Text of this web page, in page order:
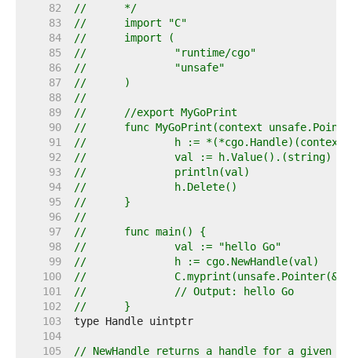
    82
//	*/
    83
//	import "C"
    84
//	import (
    85
//		"runtime/cgo"
    86
//		"unsafe"
    87
//	)
    88
//
    89
//	//export MyGoPrint
    90
//	func MyGoPrint(context
    91
//		h := *(*cgo.Handle)(context)
    92
//		val := h.Value().(string)
    93
//		println(val)
    94
//		h.Delete()
    95
//	}
    96
//
    97
//	func main() {
    98
//		val := "hello Go"
    99
//		h := cgo.NewHandle(val)
   100
//
   101
//		// Output: hello Go
   102
//	}
   103
   104
   105
// NewHandle returns a handle for a given